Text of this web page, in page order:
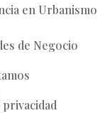
en Urbanismo
de Negocio
privacidad